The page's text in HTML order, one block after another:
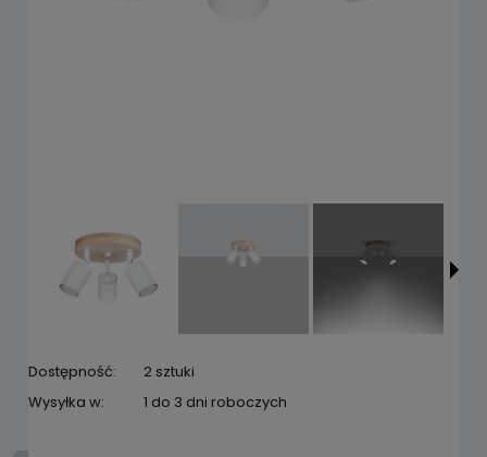
Dostępność:
2 sztuki
Wysyłka w:
1 do 3 dni roboczych